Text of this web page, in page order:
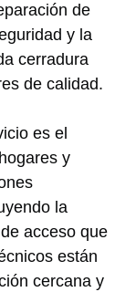
de
y la
cerradura
de calidad.
es el
y
la
acceso que
están
cercana y